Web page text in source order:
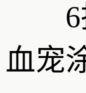
6
血宠